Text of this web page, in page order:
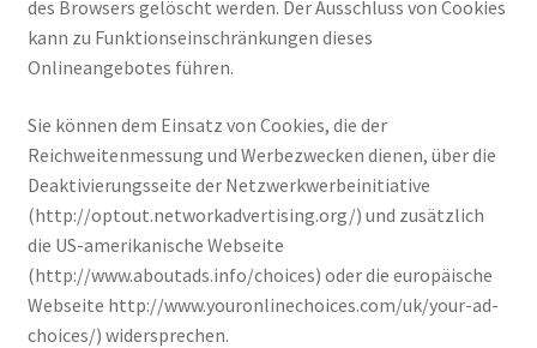
des Browsers gelöscht werden. Der Ausschluss von Cookies
kann zu Funktionseinschränkungen dieses
Onlineangebotes führen.
Sie können dem Einsatz von Cookies, die der
Reichweitenmessung und Werbezwecken dienen, über die
Deaktivierungsseite der Netzwerkwerbeinitiative
(http://optout.networkadvertising.org/) und zusätzlich
die US-amerikanische Webseite
(http://www.aboutads.info/choices) oder die europäische
Webseite http://www.youronlinechoices.com/uk/your-ad-
choices/) widersprechen.